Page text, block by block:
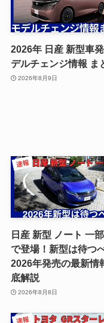
2026年 日産 新型車
デルチェンジ情報 ま
2026年8月9日
日産 新型 ノート 一
で登場！新型は待つ
2026年発売の最新情
底解説
2026年8月8日